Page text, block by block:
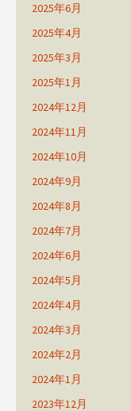
2025年6月
2025年4月
2025年3月
2025年1月
2024年12月
2024年11月
2024年10月
2024年9月
2024年8月
2024年7月
2024年6月
2024年5月
2024年4月
2024年3月
2024年2月
2024年1月
2023年12月